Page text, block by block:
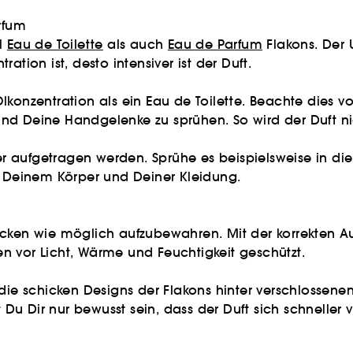
Eau de Toilette als auch Eau de Parfum Flakons.
ist, desto intensiver ist der Duft.
als ein Eau de Toilette. Beachte dies
Deine Handgelenke zu sprühen. So wird der Duft
aufgetragen werden. Sprühe es beispielsweise in
Körper und Deiner Kleidung.
wie möglich aufzubewahren. Mit der korrekten
vor Licht, Wärme und Feuchtigkeit geschützt.
schicken Designs der Flakons hinter
Dir nur bewusst sein, dass der Duft sich